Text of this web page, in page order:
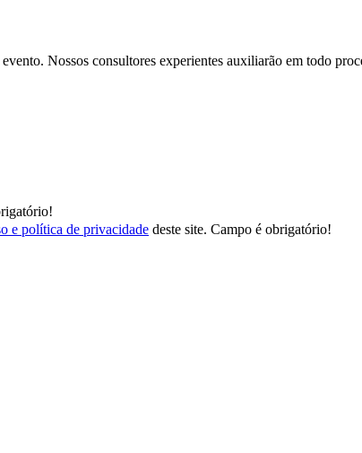
Nossos consultores experientes auxiliarão em todo
e política de privacidade deste site. Campo é obrigatório!